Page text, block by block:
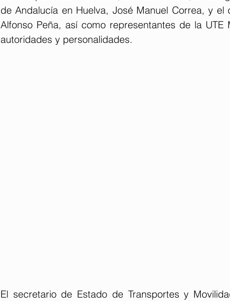
de Andalucía en Huelva, José Manuel Correa, y el
Alfonso Peña, así como representantes de la UTE
autoridades y personalidades.
El secretario de Estado de Transportes y